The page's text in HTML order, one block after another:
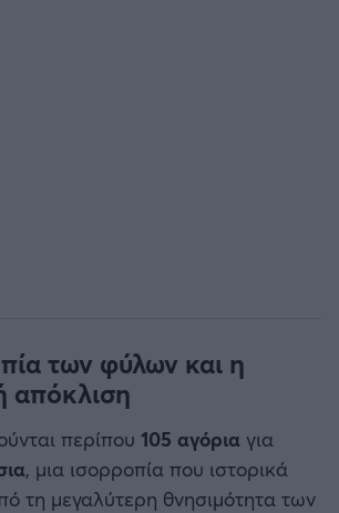
των φύλων και η
απόκλιση
περίπου 105 αγόρια για
, μια ισορροπία που ιστορικά
τη μεγαλύτερη θνησιμότητα των